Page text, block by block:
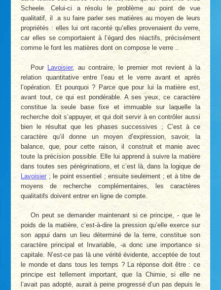
Scheele. Celui-ci a résolu le problème au point de vue
qualitatif, il .a su faire parler ses matières au moyen de leurs
propriétés : elles lui ont raconté qu’elles provenaient du verre,
car elles se comportaient à l’égard des réactifs, précisément
comme le font les matières dont on compose le verre ..
Pour Lavoisier, au contraire, le premier mot revient à la
relation quantitative entre l’eau et le verre avant et après
l’opération. Et pourquoi ? Parce que pour lui la matière est,
avant tout, ce qui est pondérable. A ses yeux, ce caractère
constitue la seule base fixe et immuable sur laquelle la
recherche doit s’appuyer, et qui doit servir à en contrôler aussi
bien le résultat que les phases successives ; C’est à ce
caractère qu’il donne un moyen d’expression, savoir, la
balance, que, pour cette raison, il construit et manie avec
toute la précision possible. Elle lui apprend à suivre la matière
dans toutes ses pérégrinations, et c’est là, dans la logique de
Lavoisier; le point essentiel ; ensuite seulement ; et à titre de
moyens de recherche complémentaires, les caractères
qualitatifs doivent entrer en ligne de compte.
On peut se demander maintenant si ce principe, - que le
poids de la matière, c’est-à-dire la pression qu’elle exerce sur
son appui dans un lieu déterminé de la terre, constitue son
caractère principal et Invariable, -a donc une importance si
capitale. N’est-ce pas là une vérité évidente, acceptée de tout
le monde et dans tous les temps ? La réponse doit être : ce
principe est tellement important, que Ia Chimie, si elle ne
l’avait pas adopté, aurait à peine progressé d’un pas depuis le